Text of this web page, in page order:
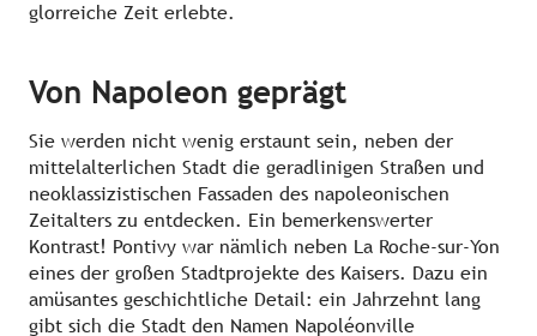
glorreiche Zeit erlebte.
Von Napoleon geprägt
Sie werden nicht wenig erstaunt sein, neben der
mittelalterlichen Stadt die geradlinigen Straßen und
neoklassizistischen Fassaden des napoleonischen
Zeitalters zu entdecken. Ein bemerkenswerter
Kontrast! Pontivy war nämlich neben La Roche-sur-Yon
eines der großen Stadtprojekte des Kaisers. Dazu ein
amüsantes geschichtliche Detail: ein Jahrzehnt lang
gibt sich die Stadt den Namen Napoléonville